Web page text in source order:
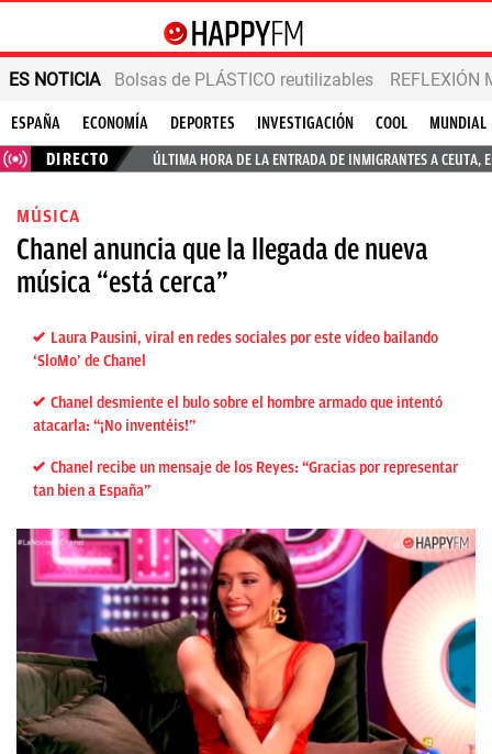
ES NOTICIA Bolsas de PLÁSTICO reutilizables REFLEXIÓN
ESPAÑA ECONOMÍA DEPORTES INVESTIGACIÓN COOL
MUNDIAL
DIRECTO
ÚLTIMA HORA DE LA ENTRADA DE INMIGRANTES A CEUTA,
MÚSICA
Chanel anuncia que la llegada de nueva
música “está cerca”
Laura Pausini, viral en redes sociales por este vídeo bailando
‘SloMo’ de Chanel
Chanel desmiente el bulo sobre el hombre armado que intentó
atacarla: “¡No inventéis!”
Chanel recibe un mensaje de los Reyes: “Gracias por representar
tan bien a España”